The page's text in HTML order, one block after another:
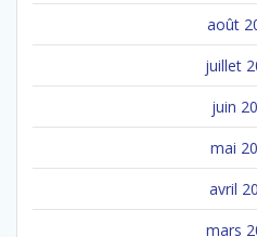
août
juillet
juin
mai
avril
mars